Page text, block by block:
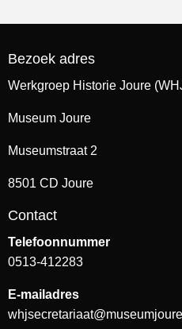
Bezoek adres
Werkgroep Historie Joure
Museum Joure
Museumstraat 2
8501 CD Joure
Contact
Telefoonnummer
0513-412283
E-mailadres